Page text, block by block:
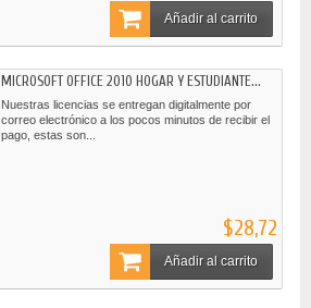
Añadir al carrito
MICROSOFT OFFICE 2010 HOGAR Y ESTUDIANTE...
Nuestras licencias se entregan digitalmente por
correo electrónico a los pocos minutos de recibir el
pago, estas son...
$28,72
Añadir al carrito